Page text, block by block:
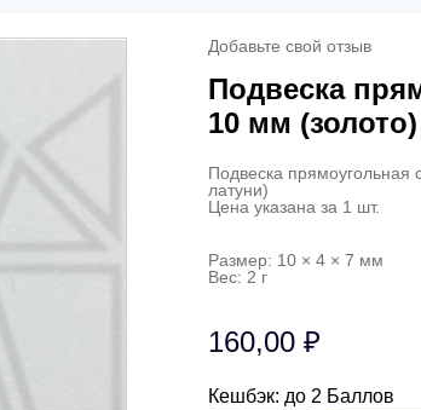
Добавьте свой отзыв
Подвеска
10 мм (золото)
Подвеска
латуни)
Цена указана за 1 шт.
Размер: 10 × 4 × 7 мм
Вес: 2 г
160,00 ₽
Кешбэк: до 2 Баллов